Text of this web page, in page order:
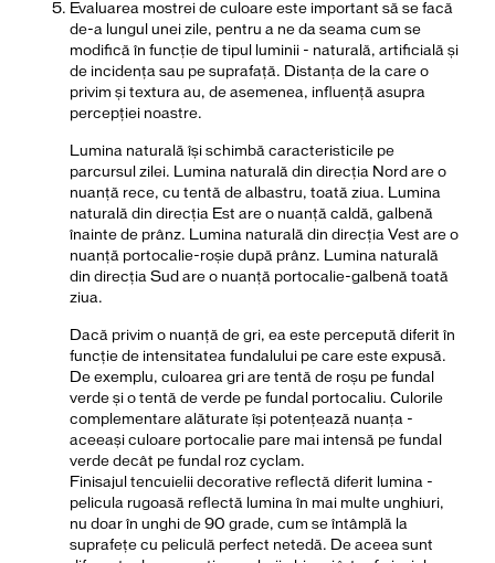
Evaluarea mostrei de culoare este important să se facă
de-a lungul unei zile, pentru a ne da seama cum se
modifică în funcție de tipul luminii - naturală, artificială și
de incidența sau pe suprafață. Distanța de la care o
privim și textura au, de asemenea, influență asupra
percepției noastre.
Lumina naturală își schimbă caracteristicile pe
parcursul zilei. Lumina naturală din direcția Nord are o
nuanță rece, cu tentă de albastru, toată ziua. Lumina
naturală din direcția Est are o nuanță caldă, galbenă
înainte de prânz. Lumina naturală din direcția Vest are o
nuanță portocalie-roșie după prânz. Lumina naturală
din direcția Sud are o nuanță portocalie-galbenă toată
ziua.
Dacă privim o nuanță de gri, ea este percepută diferit în
funcție de intensitatea fundalului pe care este expusă.
De exemplu, culoarea gri are tentă de roșu pe fundal
verde și o tentă de verde pe fundal portocaliu. Culorile
complementare alăturate își potențează nuanța -
aceeași culoare portocalie pare mai intensă pe fundal
verde decât pe fundal roz cyclam.
Finisajul tencuielii decorative reflectă diferit lumina -
pelicula rugoasă reflectă lumina în mai multe unghiuri,
nu doar în unghi de 90 grade, cum se întâmplă la
suprafețe cu peliculă perfect netedă. De aceea sunt